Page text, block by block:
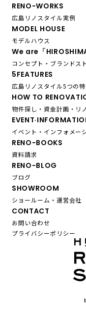
RENO-WORKS
広島リノスタイル実例
MODEL HOUSE
モデルハウス
We are「
コンセプト・ブランドス
5FEATURES
広島リノスタイル5つの
HOW TO
物件探し・資金計画・リ
イベント・インフォメー
RENO-BOOKS
資料請求
RENO-BLOG
ブログ
SHOWROOM
ショールーム・運営会社
CONTACT
お問い合わせ
プライバシーポリシー